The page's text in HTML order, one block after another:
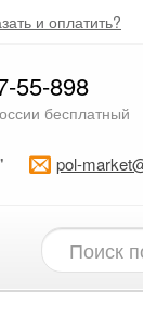
и оплатить?
55-898
бесплатный
pol-